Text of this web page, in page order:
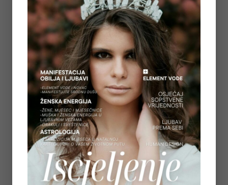
REGULACIJA ŽIVČANOG SUSTAVA – ZAŠTO
OSJEĆAMO STRAH KADA NAM SE OSTVARUJU
SNOVI
July 6, 2026
TAROT PORUKE ZA SVE ZNAKOVE ZODIJAKA –
LJETO 2026.
on June 25, 2026
KAKO OTPUSTITI POTREBU ZA KONTROLOM I